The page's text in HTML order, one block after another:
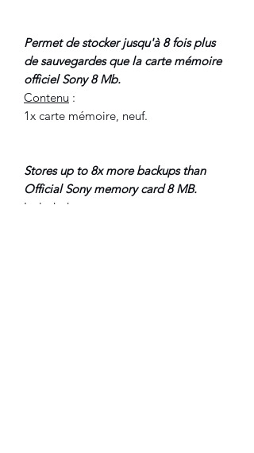
Permet de stocker jusqu'à 8 fois plus
de sauvegardes que la carte mémoire
officiel Sony 8 Mb.
Contenu :
1x carte mémoire, neuf.
Stores up to 8x more backups than
Official Sony memory card 8 MB.
Included